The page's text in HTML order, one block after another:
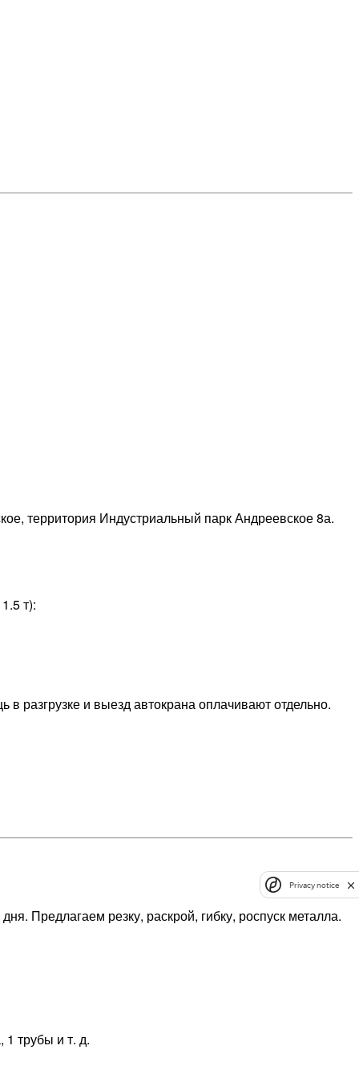
территория Индустриальный парк Андреевское 8а.
т):
разгрузке и выезд автокрана оплачивают отдельно.
Предлагаем резку, раскрой, гибку, роспуск металла.
1 трубы и т. д.
Privacy notice